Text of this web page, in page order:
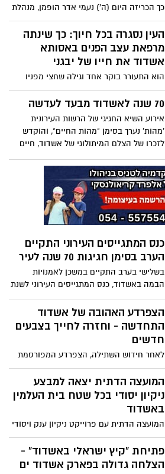
שלנו לשנת 2026”
כך הכריזה היום (ה') נעמי אדר הופמן, מנהלת
אשדוד עיר אופנה והמשנה למנכ”ל החברה
העירונית לתרבות אשדוד, על בימת ועידת
אביב
העין נסגרה בכל חיוך: כך שינתה
מרפאת עצב הפנים באסותא
אשדוד את חייו של יבגני
הוא התעורר בוקר אחד וגילה שחצי מפניו
משותקות. חודשים של תרופות וטיפולים לא
הצליחו להחזיר את החיוך ליבגני פופוב
מאשדוד, עד שהגיע למרפאת עצב הפנים
בבית החולים הציבורי אסותא אשדוד || ד"ר
עודד קראוס, מהמומחים הבודדים בישראל
מוקדם וטיפולים מתקדמים יכולים לשנות את
איכות החיים של מטופלים רבים
70 שנה לאשדוד מבעד לעדשה
אירוע השיא החגיגי של הרשות העירונית
'מהות' נערך בסימן "מהות החיים", והוקדש
לזכרו של הצלם המיתולוגי של אשדוד, חיים
כנס המתגייסים העירוני התקיים
הערב בסימן חגיגות 70 שנה לעיר
בשלישי בערב התקיים במשכן לאמנויות
הבמה באשדוד, כנס המתגייסים העירוני לשנת
2026 שנערך השנה בסימן חגיגות 70 שנה לעיר.
מאות מבוגרי ובוגרות שכבת י"ב העומדים
בפני גיוסם לצה"ל ולמערכת הביטחון,
השתתפו בכנס חגיגי ומרגש במשכן לאמנויות
הבמה, שהוקדש כולו להוקרת הדור הצעיר
ולליוויו לקראת אחד הצמתים המשמעותיים
בחייו
הצפרדע האהובה של אשדוד
התחדשה - וחזרה לחייך בצבעים
חדשים
לאחר חידוש השתילה, הצפרדע המפורסמת
בשדרות הרצל, מול התחנה המרכזית, שוב
פורחת עם אלפי פטוניות לבנות, אדומות
וסגולות - וברובע הסיטי כבר מזמינים את
התושבים לעצור לסלפי
המועצה הדתית יצאה למבצע
ניקיון יסודי בכל שטח בית העלמין
באשדוד
המועצה הדתית עם פרוייקט ניקיון ענק ויסודי
בכל שטח בית העלמין. בקרוב תוקם פינת צל
רחבה לבאים, והותקנו תמרורים לטובת
הנוסעים בשטח בית העלמין
פתיחת “קיץ ישראלי באשדוד” -
הצלחה גדולה בפארק אשדוד ים